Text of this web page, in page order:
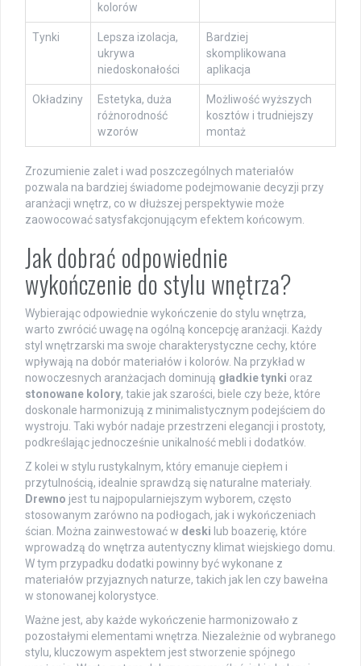
kolorów
Tynki
Lepsza izolacja,
ukrywa
niedoskonałości
Bardziej
skomplikowana
aplikacja
Okładziny
Estetyka, duża
różnorodność
wzorów
Możliwość wyższych
kosztów i trudniejszy
montaż
Zrozumienie zalet i wad poszczególnych materiałów
pozwala na bardziej świadome podejmowanie decyzji przy
aranżacji wnętrz, co w dłuższej perspektywie może
zaowocować satysfakcjonującym efektem końcowym.
Jak dobrać odpowiednie
wykończenie do stylu wnętrza?
Wybierając odpowiednie wykończenie do stylu wnętrza,
warto zwrócić uwagę na ogólną koncepcję aranżacji. Każdy
styl wnętrzarski ma swoje charakterystyczne cechy, które
wpływają na dobór materiałów i kolorów. Na przykład w
nowoczesnych aranżacjach dominują gładkie tynki oraz
stonowane kolory, takie jak szarości, biele czy beże, które
doskonale harmonizują z minimalistycznym podejściem do
wystroju. Taki wybór nadaje przestrzeni elegancji i prostoty,
podkreślając jednocześnie unikalność mebli i dodatków.
Z kolei w stylu rustykalnym, który emanuje ciepłem i
przytulnością, idealnie sprawdzą się naturalne materiały.
Drewno jest tu najpopularniejszym wyborem, często
stosowanym zarówno na podłogach, jak i wykończeniach
ścian. Można zainwestować w deski lub boazerię, które
wprowadzą do wnętrza autentyczny klimat wiejskiego domu.
W tym przypadku dodatki powinny być wykonane z
materiałów przyjaznych naturze, takich jak len czy bawełna
w stonowanej kolorystyce.
Ważne jest, aby każde wykończenie harmonizowało z
pozostałymi elementami wnętrza. Niezależnie od wybranego
stylu, kluczowym aspektem jest stworzenie spójnego